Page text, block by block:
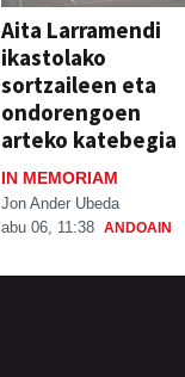
Aita Larramendi
ikastolako
sortzaileen eta
ondorengoen
arteko katebegia
IN MEMORIAM
Jon Ander Ubeda
abu 06, 11:38 ANDOAIN